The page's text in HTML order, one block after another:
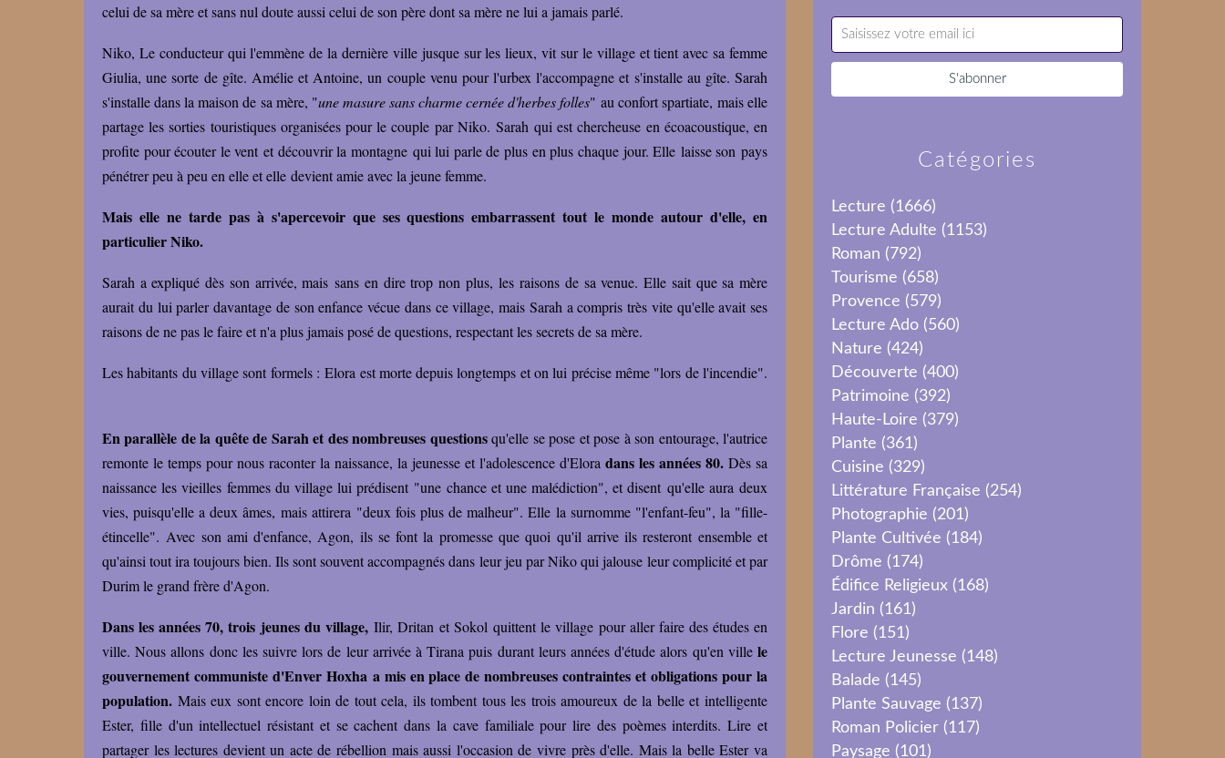
celui de sa mère et sans nul doute aussi celui de son père dont sa mère ne lui a jamais parlé.
Niko, Le conducteur qui l'emmène de la dernière ville jusque sur les lieux, vit sur le village et tient avec sa femme
Giulia, une sorte de gîte. Amélie et Antoine, un couple venu pour l'urbex l'accompagne et s'installe au gîte. Sarah
s'installe dans la maison de sa mère, "une masure sans charme cernée d'herbes folles" au confort spartiate, mais elle
partage les sorties touristiques organisées pour le couple par Niko. Sarah qui est chercheuse en écoacoustique, en
profite pour écouter le vent et découvrir la montagne qui lui parle de plus en plus chaque jour. Elle laisse son pays
pénétrer peu à peu en elle et elle devient amie avec la jeune femme.
Mais elle ne tarde pas à s'apercevoir que ses questions embarrassent tout le monde autour d'elle, en
particulier Niko.
Sarah a expliqué dès son arrivée, mais sans en dire trop non plus, les raisons de sa venue. Elle sait que sa mère
aurait du lui parler davantage de son enfance vécue dans ce village, mais Sarah a compris très vite qu'elle avait ses
raisons de ne pas le faire et n'a plus jamais posé de questions, respectant les secrets de sa mère.
Les habitants du village sont formels : Elora est morte depuis longtemps et on lui précise même "lors de l'incendie".
En parallèle de la quête de Sarah et des nombreuses questionsqu'elle se pose et pose à son entourage, l'autrice
remonte le temps pour nous raconter la naissance, la jeunesse et l'adolescence d'Elora dans les années 80. Dès sa
naissance les vieilles femmes du village lui prédisent "une chance et une malédiction", et disent qu'elle aura deux
vies, puisqu'elle a deux âmes, mais attirera "deux fois plus de malheur". Elle la surnomme "l'enfant-feu", la "fille-
étincelle". Avec son ami d'enfance, Agon, ils se font la promesse que quoi qu'il arrive ils resteront ensemble et
qu'ainsi tout ira toujours bien. Ils sont souvent accompagnés dans leur jeu par Niko qui jalouse leur complicité et par
Durim le grand frère d'Agon.
Dans les années 70, trois jeunes du village, Ilir, Dritan et Sokol quittent le village pour aller faire des études en
ville. Nous allons donc les suivre lors de leur arrivée à Tirana puis durant leurs années d'étude alors qu'en villele
gouvernement communiste d'Enver Hoxha a mis en place de nombreuses contraintes et obligations pour la
population. Mais eux sont encore loin de tout cela, ils tombent tous les trois amoureux de la belle et intelligente
Ester, fille d'un intellectuel résistant et se cachent dans la cave familiale pour lire des poèmes interdits. Lire et
partager les lectures devient un acte de rébellion mais aussi l'occasion de vivre près d'elle. Mais la belle Ester va
Catégories
Lecture (1666)
Lecture Adulte (1153)
Roman (792)
Tourisme (658)
Provence (579)
Lecture Ado (560)
Nature (424)
Découverte (400)
Patrimoine (392)
Haute-Loire (379)
Plante (361)
Cuisine (329)
Littérature Française (254)
Photographie (201)
Plante Cultivée (184)
Drôme (174)
Édifice Religieux (168)
Jardin (161)
Flore (151)
Lecture Jeunesse (148)
Balade (145)
Plante Sauvage (137)
Roman Policier (117)
Paysage (101)